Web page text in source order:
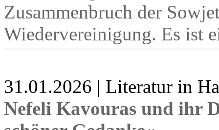
Zusammenbruch der
Wiedervereinigung. Es ist
31.01.2026 | Literatur in
Nefeli Kavouras und ihr